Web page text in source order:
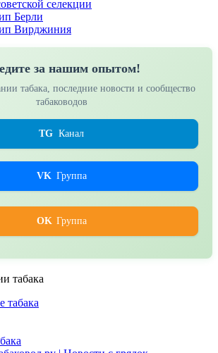
селекции
Берли
Вирджиния
за нашим опытом!
табака, последние новости и сообщество
табаководов
TG Канал
VK Группа
OK Группа
табака
табака